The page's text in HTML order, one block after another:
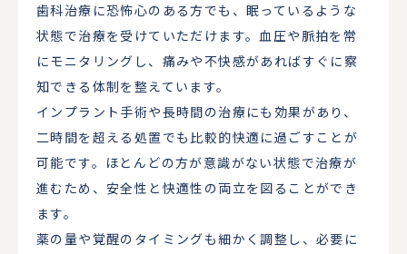
歯科治療に恐怖心のある方でも、眠っているような
状態で治療を受けていただけます。血圧や脈拍を常
にモニタリングし、痛みや不快感があればすぐに察
知できる体制を整えています。
インプラント手術や長時間の治療にも効果があり、
二時間を超える処置でも比較的快適に過ごすことが
可能です。ほとんどの方が意識がない状態で治療が
進むため、安全性と快適性の両立を図ることができ
ます。
薬の量や覚醒のタイミングも細かく調整し、必要に